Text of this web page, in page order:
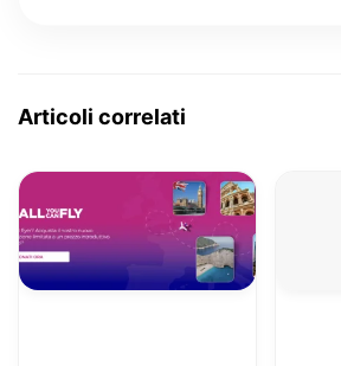
Articoli correlati